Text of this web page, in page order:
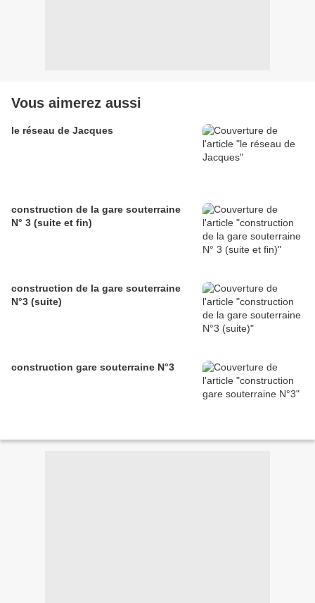
Vous aimerez aussi
le réseau de Jacques
construction de la gare souterraine
N° 3 (suite et fin)
construction de la gare souterraine
N°3 (suite)
construction gare souterraine N°3